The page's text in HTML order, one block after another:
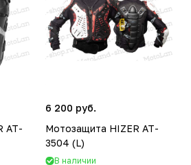
AT-
6 200 руб.
Мотозащита HIZER AT-
3504 (L)
В наличии